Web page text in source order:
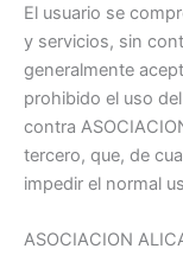
El usuario se
y servicios, sin
generalmente
prohibido el uso
contra
tercero, que, de
impedir el normal
ASOCIACION